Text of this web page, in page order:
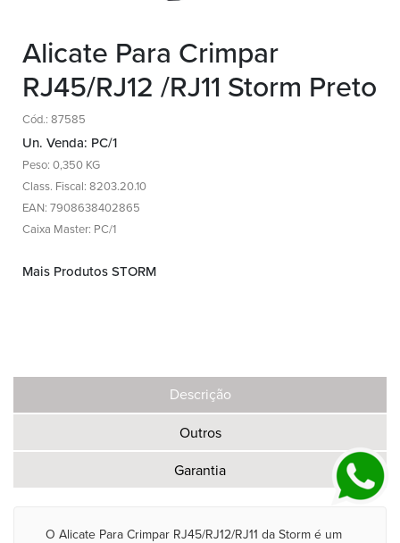
Alicate Para Crimpar
RJ45/RJ12 /RJ11 Storm Preto
Cód.: 87585
Un. Venda: PC/1
Peso: 0,350 KG
Class. Fiscal: 8203.20.10
EAN: 7908638402865
Caixa Master: PC/1
Mais Produtos STORM
Descrição
Outros
Garantia
O Alicate Para Crimpar RJ45/RJ12/RJ11 da Storm é um